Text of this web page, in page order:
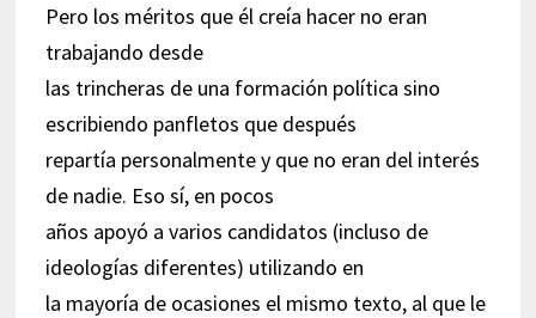
Pero los méritos que él creía hacer no eran
trabajando desde
las trincheras de una formación política sino
escribiendo panfletos que después
repartía personalmente y que no eran del interés
de nadie. Eso sí, en pocos
años apoyó a varios candidatos (incluso de
ideologías diferentes) utilizando en
la mayoría de ocasiones el mismo texto, al que le